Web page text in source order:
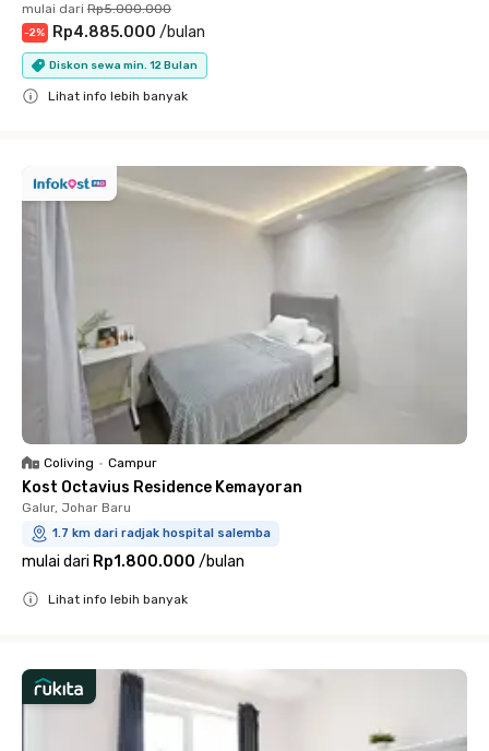
mulai dari Rp5.000.000
-2% Rp4.885.000 /bulan
Diskon sewa min. 12 Bulan
Lihat info lebih banyak
Coliving • Campur
Kost Octavius Residence Kemayoran
Galur, Johar Baru
1.7 km dari radjak hospital salemba
mulai dari Rp1.800.000 /bulan
Lihat info lebih banyak